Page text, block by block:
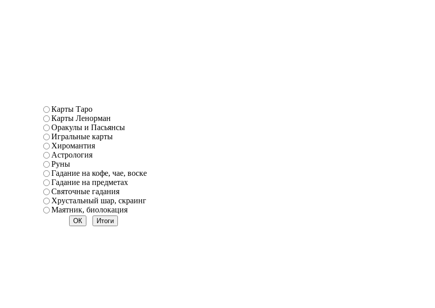
Карты Таро
Карты Ленорман
Оракулы и Пасьянсы
Игральные карты
Хиромантия
Астрология
Руны
Гадание на кофе, чае, воске
Гадание на предметах
Святочные гадания
Хрустальный шар, скраинг
Маятник, биолокация